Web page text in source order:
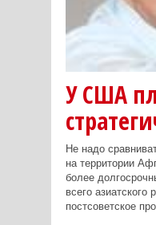
У США
Не надо
на территории
более
всего азиатского
постсоветское